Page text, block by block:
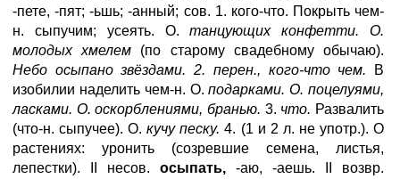
-пете, -пят; -ьшь; -анный; сов. 1. кого-что. Покрыть чем-
н. сыпучим; усеять. О.танцующих конфетти. О.
молодых хмелем (по старому свадебному обычаю).
Небо осыпано звёздами. 2. перен., кого-что чем. В
изобилии наделить чем-н. О.подарками. О. поцелуями,
ласками. О. оскорблениями, бранью. 3. что. Развалить
(что-н. сыпучее). О.кучу песку. 4. (1 и 2 л. не употр.). О
растениях: уронить (созревшие семена, листья,
лепестки). II несов. осыпать, -аю, -аешь. II возвр.